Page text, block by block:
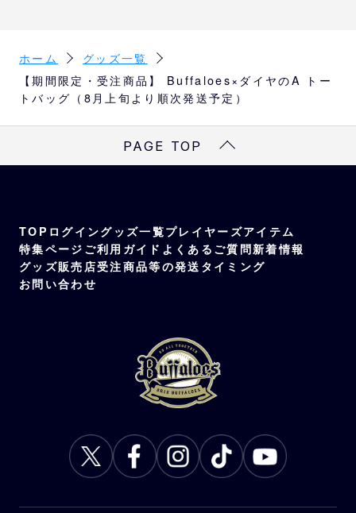
ホーム
グッズ一覧
【期間限定・受注商品】 Buffaloes×ダイヤのA トー
トバッグ（8月上旬より順次発送予定）
PAGE TOP
TOP ログイングッズ一覧プレイヤーズアイテム
特集ページ ご利用ガイド よくあるご質問新着情報
グッズ販売店受注商品等の発送タイミング
お問い合わせ